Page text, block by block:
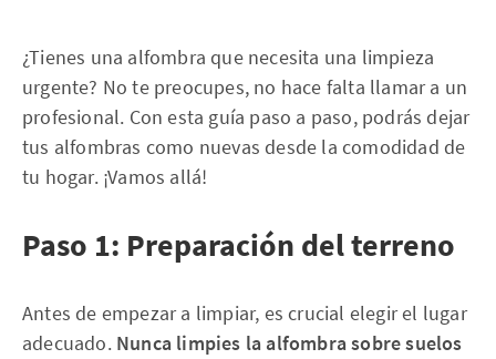
¿Tienes una alfombra que necesita una limpieza
urgente? No te preocupes, no hace falta llamar a un
profesional. Con esta guía paso a paso, podrás dejar
tus alfombras como nuevas desde la comodidad de
tu hogar. ¡Vamos allá!
Paso 1: Preparación del terreno
Antes de empezar a limpiar, es crucial elegir el lugar
adecuado. Nunca limpies la alfombra sobre suelos